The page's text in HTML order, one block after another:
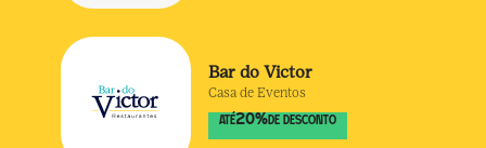
Bar do Victor
Casa de Eventos
ATÉ20% DE DESCONTO